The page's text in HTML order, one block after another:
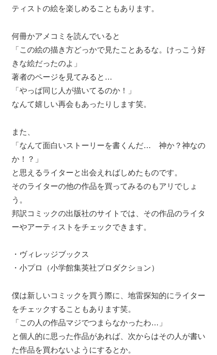
ティストの絵を楽しめることもあります。
何冊かアメコミを読んでいると
「この絵の描き方どっかで見たことあるな。けっこう好
きな絵だったのよ」
著者のページを見てみると…
「やっぱ同じ人が描いてるのか！」
なんて嬉しい再会もあったりします笑。
また、
「なんて面白いストーリーを書くんだ… 神か？神なの
か！？」
と思えるライターと出会えればしめたものです。
そのライターの他の作品を買ってみるのもアリでしょ
う。
邦訳コミックの出版社のサイトでは、その作品のライタ
ーやアーティストをチェックできます。
・ヴィレッジブックス
・小プロ（小学館集英社プロダクション）
僕は新しいコミックを買う際に、地雷探知的にライター
をチェックすることもあります笑。
「この人の作品マジでつまらなかったわ…」
と個人的に思った作品があれば、次からはその人が書い
た作品を買わないようにするとか。